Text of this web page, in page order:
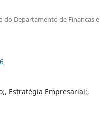
do Departamento de Finanças e
Estratégia Empresarial;,